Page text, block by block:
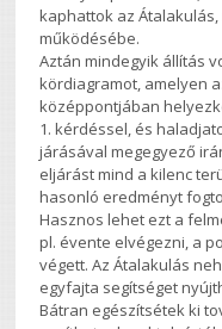
kaphattok az
működésébe.
Aztán mindegyik állítás
kördiagramot, amelyen
középpontjában
1. kérdéssel, és
járásával megegyező
eljárást mind a kilenc
hasonló eredményt
Hasznos lehet ezt a
pl. évente elvégezni, a
végett. Az Átalakulás
egyfajta segítséget
Bátran egészítsétek ki